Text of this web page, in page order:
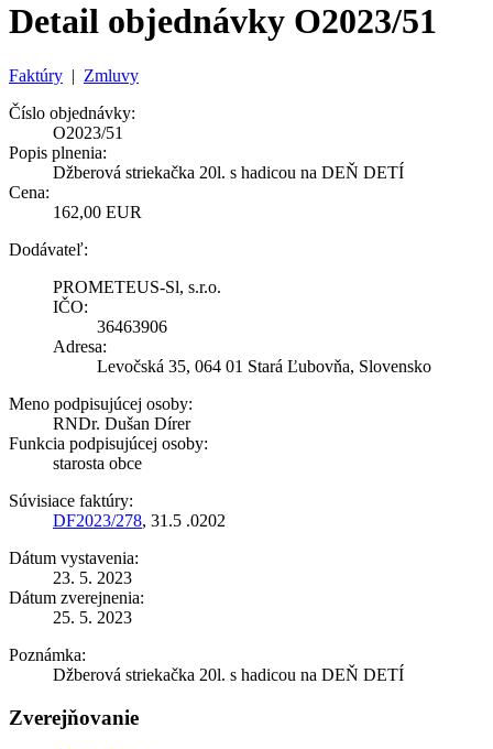
Detail objednávky O2023/51
Faktúry | Zmluvy
Číslo objednávky:
O2023/51
Popis plnenia:
Džberová striekačka 20l. s hadicou na DEŇ DETÍ
Cena:
162,00 EUR
Dodávateľ:
PROMETEUS-Sl, s.r.o.
IČO:
36463906
Adresa:
Levočská 35, 064 01 Stará Ľubovňa, Slovensko
Meno podpisujúcej osoby:
RNDr. Dušan Dírer
Funkcia podpisujúcej osoby:
starosta obce
Súvisiace faktúry:
DF2023/278, 31.5 .0202
Dátum vystavenia:
23. 5. 2023
Dátum zverejnenia:
25. 5. 2023
Poznámka:
Džberová striekačka 20l. s hadicou na DEŇ DETÍ
Zverejňovanie